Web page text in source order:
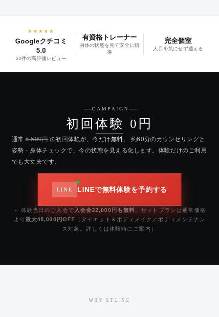
★★★★★
Googleクチコミ
5.0
32件の高評価レビュー
有資格トレーナー
身体の状態を見て安全に指
導
完全個室
人目を気にせず通える
CAMPAIGN
初回体験 0円
通常5,500円の初回体験が、今だけ無料。 約60分のカウンセリングと
姿勢・身体チェックで、今の状態を見える化します。体験だけのご利用
でも大丈夫です。
LINEで無料体験を予約する
＋ 体験当日のご入会で 入会金22,000円も無料 。セットプランは通常価格
より 最大48,000円OFF （ダイエット＆ボディメイク／ボディメンテナン
ス対象。詳しくは体験時にご案内）
WHY STLINE